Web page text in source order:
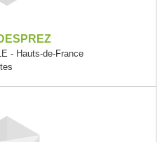
- Hauts-de-France